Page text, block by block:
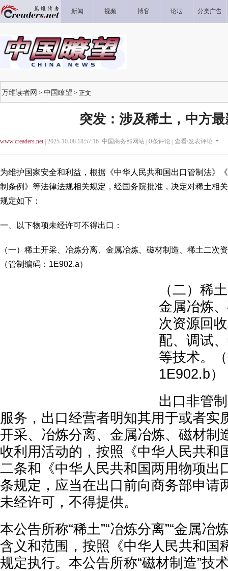
新闻 视频 博客 论坛 分类广告
万维读者网 > 中国瞭望 > 正文
突发：涉及稀土，中方
www.creaders.net| 2025-10-08 18:57:16 中国商务部网站 | 0条评论 | 查看/发表评论
为维护国家安全和利益，根据《中华人民共和国出口管制法》
制条例》等法律法规相关规定，经国务院批准，决定对稀土相
规定如下：
一、以下物项未经许可不得出口：
（一）稀土开采、冶炼分离、金属冶炼、磁材制造、稀土二次
（管制编码：1E902.a）
（二）稀
金属冶炼
次资源回
配、调试
等技术。
1E902.b）
出口非管
服务，出口经营者明知其用于或者实
开采、冶炼分离、金属冶炼、磁材制
收利用活动的，按照《中华人民共和
二条和《中华人民共和国两用物项出
条规定，应当在出口前向商务部申请
未经许可，不得提供。
本公告所称“稀土”“冶炼分离”“金属冶
含义和范围，按照《中华人民共和国
规定执行。本公告所称“磁材制造”技